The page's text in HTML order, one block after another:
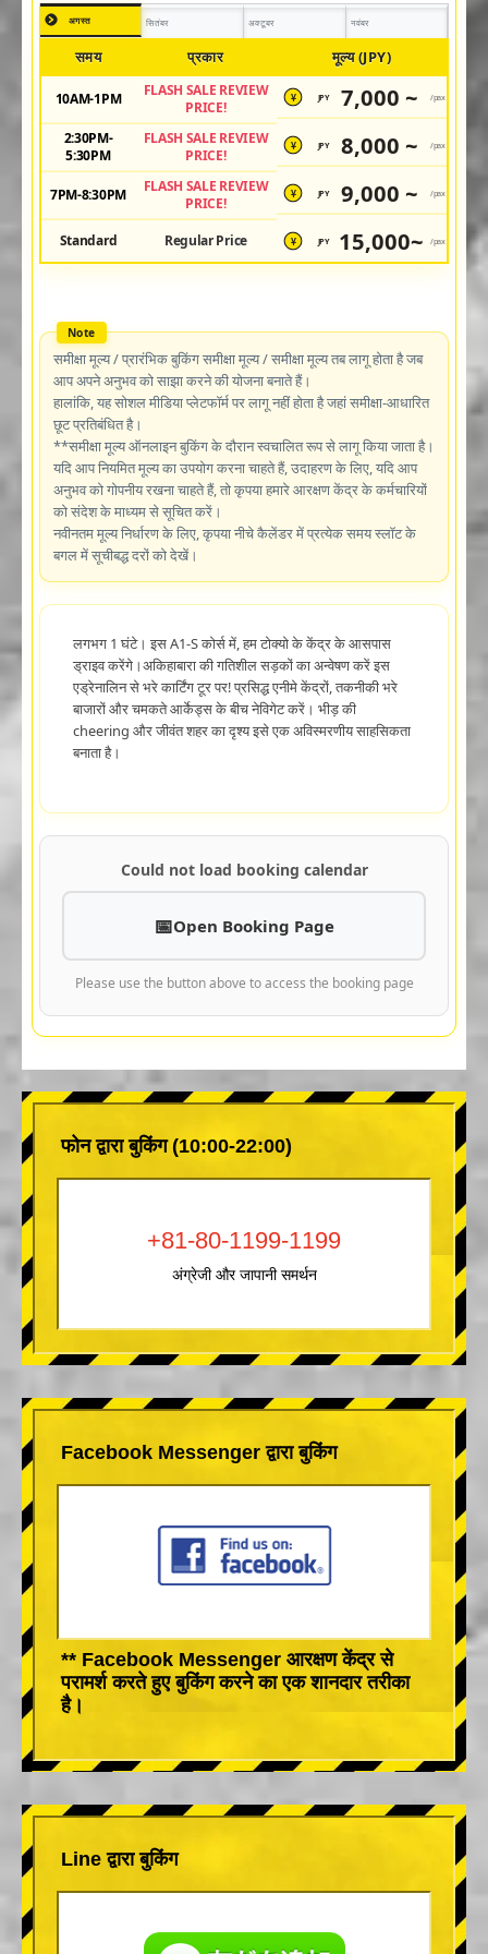
अगस्त सितंबर अक्टूबर नवंबर
समय प्रकार मूल्य (JPY)
10AM-1PM
FLASH SALE REVIEW
PRICE!
¥ JPY 7,000 ~ /pax
2:30PM-
5:30PM
FLASH SALE REVIEW
PRICE!
¥ JPY 8,000 ~ /pax
7PM-8:30PM
FLASH SALE REVIEW
PRICE!
¥ JPY 9,000 ~ /pax
Standard Regular Price ¥ JPY 15,000~ /pax
समीक्षा मूल्य / प्रारंभिक बुकिंग समीक्षा मूल्य / समीक्षा मूल्य तब लागू होता है जब
आप अपने अनुभव को साझा करने की योजना बनाते हैं।
हालांकि, यह सोशल मीडिया प्लेटफॉर्म पर लागू नहीं होता है जहां समीक्षा-आधारित
छूट प्रतिबंधित है।
**समीक्षा मूल्य ऑनलाइन बुकिंग के दौरान स्वचालित रूप से लागू किया जाता है।
यदि आप नियमित मूल्य का उपयोग करना चाहते हैं, उदाहरण के लिए, यदि आप
अनुभव को गोपनीय रखना चाहते हैं, तो कृपया हमारे आरक्षण केंद्र के कर्मचारियों
को संदेश के माध्यम से सूचित करें।
नवीनतम मूल्य निर्धारण के लिए, कृपया नीचे कैलेंडर में प्रत्येक समय स्लॉट के
बगल में सूचीबद्ध दरों को देखें।
लगभग 1 घंटे। इस A1-S कोर्स में, हम टोक्यो के केंद्र के आसपास
ड्राइव करेंगे।अकिहाबारा की गतिशील सड़कों का अन्वेषण करें इस
एड्रेनालिन से भरे कार्टिंग टूर पर! प्रसिद्ध एनीमे केंद्रों, तकनीकी भरे
बाजारों और चमकते आर्केड्स के बीच नेविगेट करें। भीड़ की
cheering और जीवंत शहर का दृश्य इसे एक अविस्मरणीय साहसिकता
बनाता है।
Could not load booking calendar
Open Booking Page
Please use the button above to access the booking page
फोन द्वारा बुकिंग (10:00-22:00)
+81-80-1199-1199
अंग्रेजी और जापानी समर्थन
Facebook Messenger द्वारा बुकिंग
** Facebook Messenger आरक्षण केंद्र से
परामर्श करते हुए बुकिंग करने का एक शानदार तरीका
है।
Line द्वारा बुकिंग